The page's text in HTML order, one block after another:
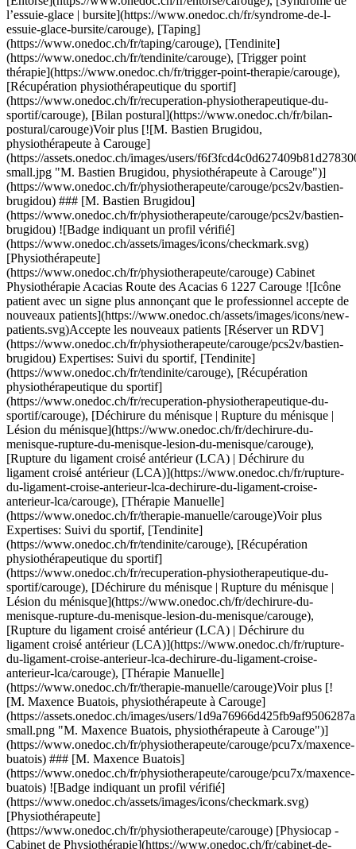
b9af9506287a50f27627d6ae32246fd4c9685f01b745a14971-small.png "M. Maxence Buatois, physiothérapeute à Carouge")](https://www.onedoc.ch/fr/physiotherapeute/carouge/pcu7x/maxence-buatois) ### [M. Maxence Buatois](https://www.onedoc.ch/fr/physiotherapeute/carouge/pcu7x/maxence-buatois) ![Badge indiquant un profil vérifié](https://www.onedoc.ch/assets/images/icons/checkmark.svg) [Physiothérapeute](https://www.onedoc.ch/fr/physiotherapeute/carouge) [Physiocap - Cabinet de Physiothérapie](https://www.onedoc.ch/fr/cabinet-de-physiotherapie/carouge/e60t/physiocap-cabinet-de-physiotherapie) Chemin de la Gravière 4 1227 Carouge ![Icône patient avec un signe plus annonçant que le professionnel accepte de nouveaux patients](https://www.onedoc.ch/assets/images/icons/new-patients.svg)Accepte les nouveaux patients [Réserver un RDV](https://www.onedoc.ch/fr/physiotherapeute/carouge/pcu7x/maxence-buatois) Expertises: Suivi du sportif, [Déchirure du ménisque | Rupture du ménisque | Lésion du ménisque](https://www.onedoc.ch/fr/dechirure-du-menisque-rupture-du-menisque-lesion-du-menisque/carouge), [Physiothérapie neurologique](https://www.onedoc.ch/fr/physiotherapie-neurologique/carouge), [Scoliose](https://www.onedoc.ch/fr/scoliose/carouge), [Trigger point thérapie](https://www.onedoc.ch/fr/trigger-point-therapie/carouge), [Analyse de la course](https://www.onedoc.ch/fr/analyse-de-la-course/carouge), [Récupération physiothérapeutique du sportif](https://www.onedoc.ch/fr/recuperation-physiotherapeutique-du-sportif/carouge), [Arthrose](https://www.onedoc.ch/fr/arthrose/carouge), [Entraînement de l'équilibre](https://www.onedoc.ch/fr/entrainement-de-l-equilibre/carouge), [Thérapie Manuelle](https://www.onedoc.ch/fr/therapie-manuelle/carouge), [Syndrome de l’essuie-glace | bursite](https://www.onedoc.ch/fr/syndrome-de-l-essuie-glace-bursite/carouge), [Rupture du ligament croisé antérieur (LCA) | Déchirure du ligament croisé antérieur (LCA)](https://www.onedoc.ch/fr/rupture-du-ligament-croise-anterieur-lca-dechirure-du-ligament-croise-anterieur-lca/carouge), [Déchirure musculaire et ligamentaire](https://www.onedoc.ch/fr/dechirure-musculaire-et-ligamentaire/carouge), [Physiothérapie durant la grossesse](https://www.onedoc.ch/fr/